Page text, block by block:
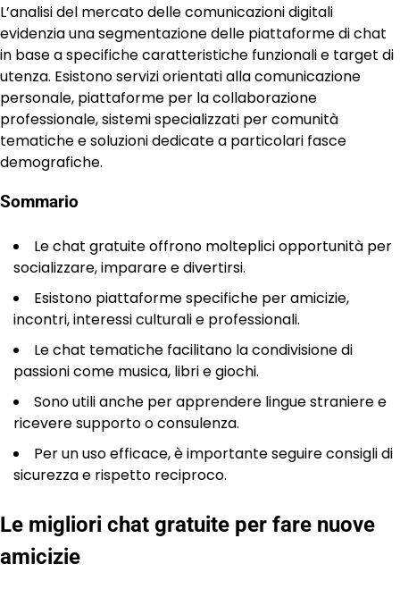
L’analisi del mercato delle comunicazioni digitali
evidenzia una segmentazione delle piattaforme di chat
in base a specifiche caratteristiche funzionali e target di
utenza. Esistono servizi orientati alla comunicazione
personale, piattaforme per la collaborazione
professionale, sistemi specializzati per comunità
tematiche e soluzioni dedicate a particolari fasce
demografiche.
Sommario
Le chat gratuite offrono molteplici opportunità per
socializzare, imparare e divertirsi.
Esistono piattaforme specifiche per amicizie,
incontri, interessi culturali e professionali.
Le chat tematiche facilitano la condivisione di
passioni come musica, libri e giochi.
Sono utili anche per apprendere lingue straniere e
ricevere supporto o consulenza.
Per un uso efficace, è importante seguire consigli di
sicurezza e rispetto reciproco.
Le migliori chat gratuite per fare nuove
amicizie